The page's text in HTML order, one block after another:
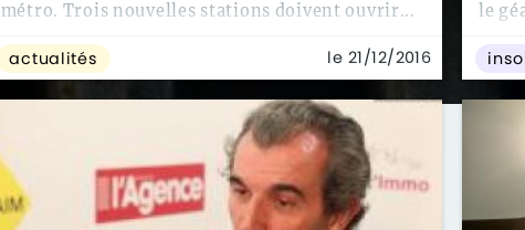
métro. Trois nouvelles stations doivent ouvrir...
actualités le 21/12/2016
le